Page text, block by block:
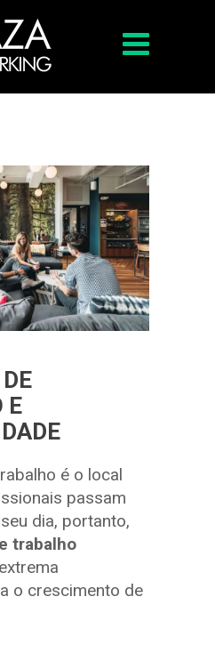
E
é o local
passam
dia, portanto,
trabalho
o crescimento de